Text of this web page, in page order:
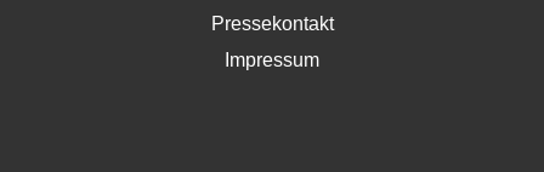
Pressekontakt
Impressum